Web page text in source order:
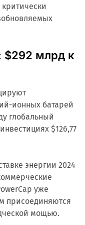
$292 млрд к
ионных батарей
глобальный
$126,77
энергии 2024
уже
присоединяются
мощью.